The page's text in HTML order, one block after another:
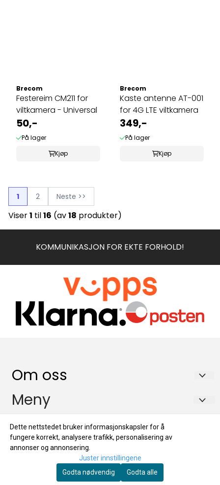
Brecom
Festereim CM211 for
viltkamera - Universal
50,-
På lager
Kjøp
Brecom
Kaste antenne AT-001
for 4G LTE viltkamera
349,-
På lager
Kjøp
1 2 Neste >>
Viser1 til16 (av18 produkter)
KOMMUNIKASJON FOR EKTE FORHOLD!
Om oss
Brecom AS
Drognestoppen 2
2150 Årnes
Org. nr. 993048151
+4763909585
post@brecom.no
Meny
Blogg
Salgsbetingelser
Info
Service/support
Nyhetsbrev
Registrer deg for å motta nyheter og tilbud!
Dette nettstedet bruker informasjonskapsler for å
fungere korrekt, analysere trafikk, personalisering av
annonser og annonsering.
Juster innstillingene
Godta nødvendig
Godta alle